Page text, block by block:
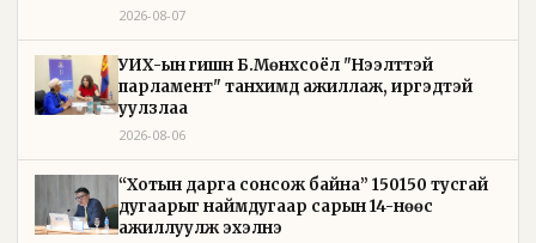
2026-08-07
УИХ-ын гишүүн Б.Мөнхсоёл "Нээлттэй
парламент" танхимд ажиллаж, иргэдтэй
уулзлаа
2026-08-06
“Хотын дарга сонсож байна” 150150 тусгай
дугаарыг наймдугаар сарын 14-нөөс
ажиллуулж эхэлнэ